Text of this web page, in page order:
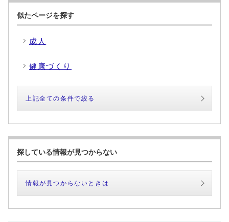
似たページを探す
成人
健康づくり
上記全ての条件で絞る
探している情報が見つからない
情報が見つからないときは